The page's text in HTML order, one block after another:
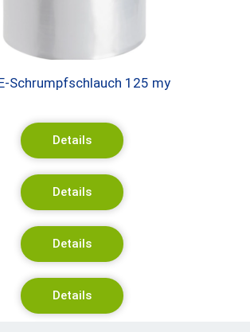
Schrumpfschlauch 125 my
Details
Details
Details
Details